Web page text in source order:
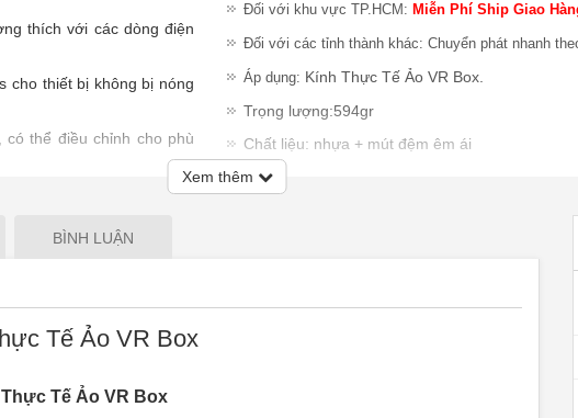
thích với các dòng điện
cho thiết bị không bị nóng
thể điều chỉnh cho phù
thoại rộng rãi, có lẫy gạt
Đối với khu vực TP.HCM: Miễn Phí Ship Giao
Đối với các tỉnh thành khác: Chuyển phát nhanh
Áp dụng: Kính Thực Tế Ảo VR Box.
Trọng lượng:594gr
Chất liệu: nhựa + mút đệm êm ái
Kích thước hộp: 20 x15 x14cm
Khách hàng vui lòng kiểm tra sản phẩm trước khi
Xem thêm
BÌNH LUẬN
Tế Ảo VR Box
Tế Ảo VR Box